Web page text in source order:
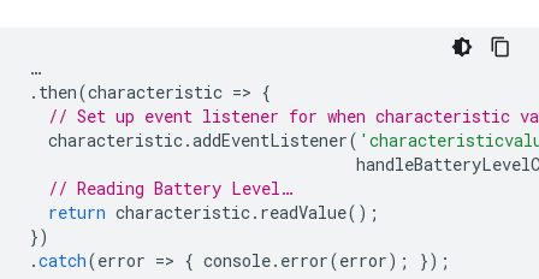
…
. then(characteristic => {
// Set up event listener for when characteristic
characteristic.addEventListener(
// Reading Battery Level…
return characteristic. readValue();
})
.catch(error => { console. error(error); });